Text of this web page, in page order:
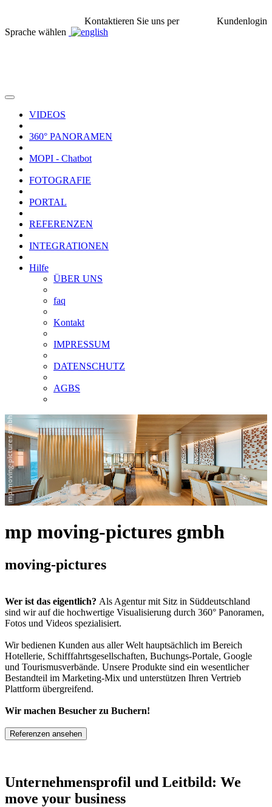
Kontaktieren Sie uns per
Kundenlogin
Sprache wählen
VIDEOS
360° PANORAMEN
MOPI - Chatbot
FOTOGRAFIE
PORTAL
REFERENZEN
INTEGRATIONEN
Hilfe
ÜBER UNS
faq
Kontakt
IMPRESSUM
DATENSCHUTZ
AGBS
mp moving-pictures gmbh
moving-pictures
Wer ist das eigentlich? Als Agentur mit Sitz in Süddeutschland
sind wir auf die hochwertige Visualisierung durch 360° Panoramen,
Fotos und Videos spezialisiert.
Wir bedienen Kunden aus aller Welt hauptsächlich im Bereich
Hotellerie, Schifffahrtsgesellschaften, Buchungs-Portale, Google
und Tourismusverbände. Unsere Produkte sind ein wesentlicher
Bestandteil im Marketing-Mix und unterstützen Ihren Vertrieb
Plattform übergreifend.
Wir machen Besucher zu Buchern!
Referenzen ansehen
Unternehmensprofil und Leitbild: We
move your business